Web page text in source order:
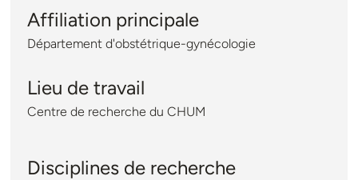
Affiliation principale
Département d'obstétrique-gynécologie
Lieu de travail
Centre de recherche du CHUM
Disciplines de recherche